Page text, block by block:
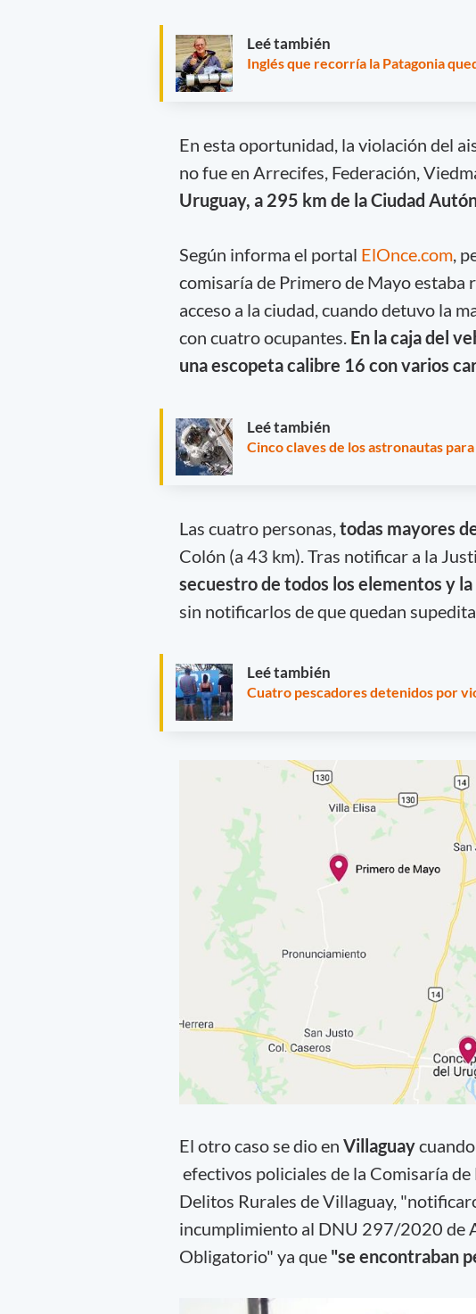
Leé también
Inglés que recorría la Patagonia
En esta oportunidad, la violación del
no fue en Arrecifes, Federación,
Uruguay, a 295 km de la Ciudad
Según informa el portal ElOnce.com,
comisaría de Primero de Mayo
acceso a la ciudad, cuando detuvo la
con cuatro ocupantes. En la caja del
una escopeta calibre 16 con varios
Leé también
Cinco claves de los astronautas
Las cuatro personas, todas mayores
Colón (a 43 km). Tras notificar a la
secuestro de todos los elementos y
sin notificarlos de que quedan
Leé también
Cuatro pescadores detenidos por
El otro caso se dio en Villaguay
efectivos policiales de la Comisaría
Delitos Rurales de Villaguay,
incumplimiento al DNU 297/2020 de
Obligatorio" ya que "se encontraban